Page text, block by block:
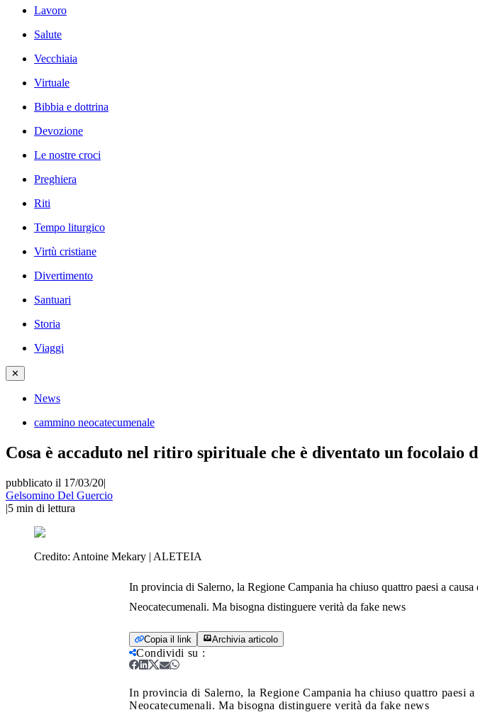
Lavoro
Salute
Vecchiaia
Virtuale
Bibbia e dottrina
Devozione
Le nostre croci
Preghiera
Riti
Tempo liturgico
Virtù cristiane
Divertimento
Santuari
Storia
Viaggi
✕
News
cammino neocatecumenale
Cosa è accaduto nel ritiro spirituale che è diventato un focolaio
pubblicato il 17/03/20|
Gelsomino Del Guercio
|5 min di lettura
Credito: Antoine Mekary | ALETEIA
In provincia di Salerno, la Regione Campania ha chiuso quattro paesi a
Neocatecumenali. Ma bisogna distinguere verità da fake news
Copia il link Archivia articolo
Condividi su :
In provincia di Salerno, la Regione Campania ha chiuso quattro paesi
Neocatecumenali. Ma bisogna distinguere verità da fake news